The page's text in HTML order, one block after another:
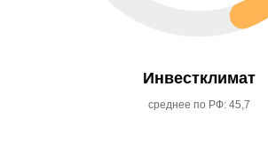
Инвестклимат
среднее по РФ: 45,7